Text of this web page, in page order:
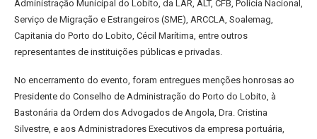
Administração Municipal do Lobito, da LAR, ALT, CFB, Polícia Nacional,
Serviço de Migração e Estrangeiros (SME), ARCCLA, Soalemag,
Capitania do Porto do Lobito, Cécil Marítima, entre outros
representantes de instituições públicas e privadas.
No encerramento do evento, foram entregues menções honrosas ao
Presidente do Conselho de Administração do Porto do Lobito, à
Bastonária da Ordem dos Advogados de Angola, Dra. Cristina
Silvestre, e aos Administradores Executivos da empresa portuária,